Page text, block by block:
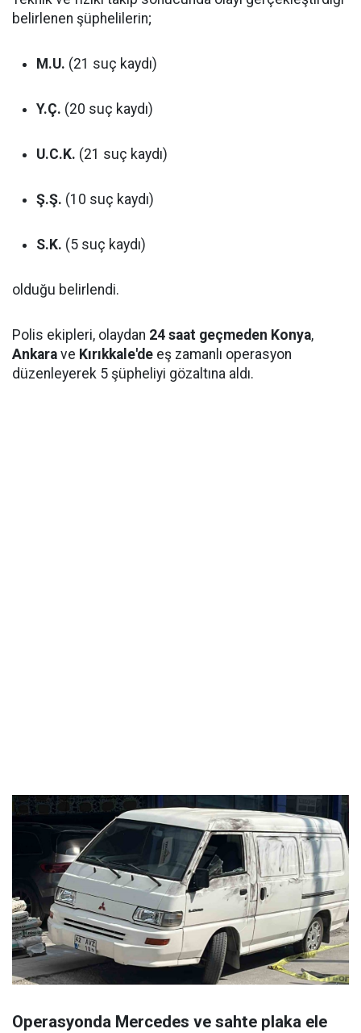
belirlenen şüphelilerin;
M.U. (21 suç kaydı)
Y.Ç. (20 suç kaydı)
U.C.K. (21 suç kaydı)
Ş.Ş. (10 suç kaydı)
S.K. (5 suç kaydı)
olduğu belirlendi.
Polis ekipleri, olaydan 24 saat geçmeden Konya,
Ankara ve Kırıkkale'de eş zamanlı operasyon
düzenleyerek 5 şüpheliyi gözaltına aldı.
Operasyonda Mercedes ve sahte plaka ele